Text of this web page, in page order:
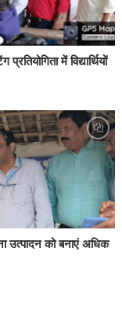
में विद्यार्थियों
उत्पादन को बनाएं अधिक